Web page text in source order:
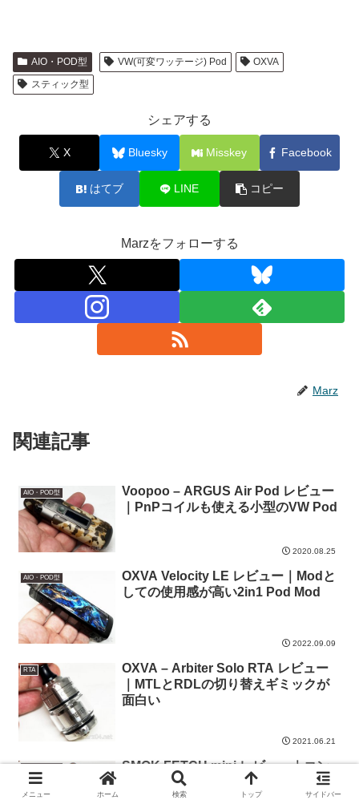
AIO・POD型 VW(可変ワッテージ) Pod
OXVA
スティック型
シェアする
X Bluesky Misskey Facebook
はてブ LINE コピー
Marzをフォローする
Marz
関連記事
AIO・POD型
Voopoo – ARGUS Air Pod レビュー
｜PnPコイルも使える小型のVW Pod
2020.08.25
AIO・POD型
OXVA Velocity LE レビュー｜Modと
しての使用感が高い2in1 Pod Mod
2022.09.09
RTA
OXVA – Arbiter Solo RTA レビュー
｜MTLとRDLの切り替えギミックが
面白い
2021.06.21
SMOK FETCH mini レビュー｜コン
パクトなカード型RPM
メニュー ホーム 検索 トップ サイドバー